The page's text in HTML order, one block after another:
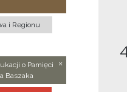
i Regionu
o Pamięci
Baszaka